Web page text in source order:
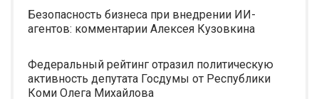
Безопасность бизнеса при внедрении ИИ-
агентов: комментарии Алексея Кузовкина
Федеральный рейтинг отразил политическую
активность депутата Госдумы от Республики
Коми Олега Михайлова